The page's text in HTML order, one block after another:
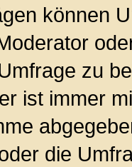
können
zu
ist immer
die